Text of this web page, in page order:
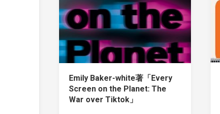
Emily Baker-white著「Every
Screen on the Planet: The
War over Tiktok」